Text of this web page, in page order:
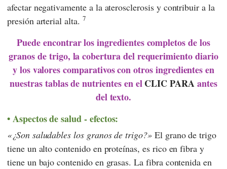
afectar negativamente a la aterosclerosis y contribuir a la
presión arterial alta. 7
Puede encontrar los ingredientes completos de los
granos de trigo, la cobertura del requerimiento diario
y los valores comparativos con otros ingredientes en
nuestras tablas de nutrientes en el CLIC PARAantes
del texto.
Aspectos de salud - efectos:
¿Son saludables los granos de trigo? El grano de trigo
tiene un alto contenido en proteínas, es rico en fibra y
tiene un bajo contenido en grasas. La fibra contenida en